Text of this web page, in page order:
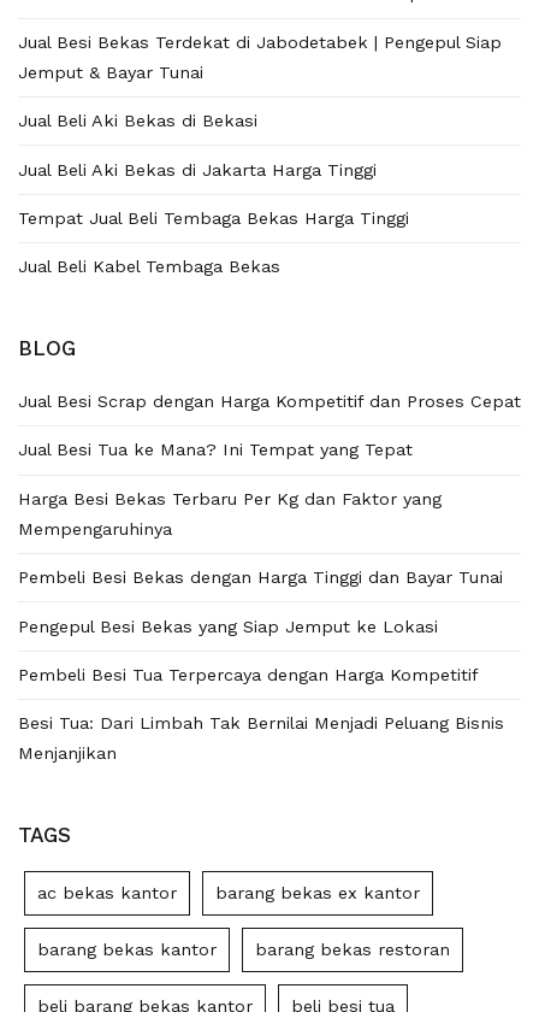
Jual Besi Bekas Terdekat di Jabodetabek | Pengepul Siap
Jemput & Bayar Tunai
Jual Beli Aki Bekas di Bekasi
Jual Beli Aki Bekas di Jakarta Harga Tinggi
Tempat Jual Beli Tembaga Bekas Harga Tinggi
Jual Beli Kabel Tembaga Bekas
BLOG
Jual Besi Scrap dengan Harga Kompetitif dan Proses Cepat
Jual Besi Tua ke Mana? Ini Tempat yang Tepat
Harga Besi Bekas Terbaru Per Kg dan Faktor yang
Mempengaruhinya
Pembeli Besi Bekas dengan Harga Tinggi dan Bayar Tunai
Pengepul Besi Bekas yang Siap Jemput ke Lokasi
Pembeli Besi Tua Terpercaya dengan Harga Kompetitif
Besi Tua: Dari Limbah Tak Bernilai Menjadi Peluang Bisnis
Menjanjikan
TAGS
ac bekas kantor barang bekas ex kantor
barang bekas kantor barang bekas restoran
beli barang bekas kantor beli besi tua